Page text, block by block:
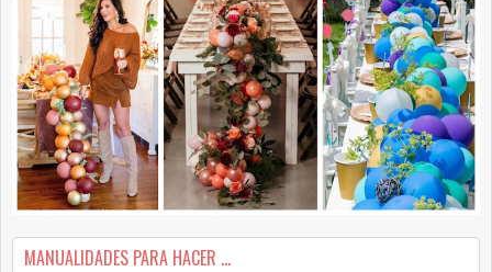
MANUALIDADES PARA HACER ...